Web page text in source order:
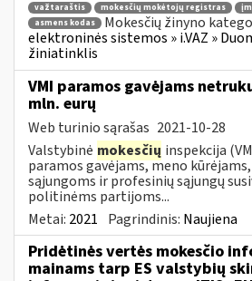
važtaraštis
mokesčių mokėtojų registras
asmens kodas
Mokesčių žinyno
elektroninės sistemos » i.VAZ »
žiniatinklis
VMI paramos gavėjams
mln. eurų
Web turinio sąrašas 2021-10-28
Valstybinė mokesčių inspekcija
paramos gavėjams, meno
sąjungoms ir profesinių sąjungų
politinėms partijoms...
Metai: 2021 Pagrindinis: Naujiena
Pridėtinės vertės mokesčio
mainams tarp ES valstybių